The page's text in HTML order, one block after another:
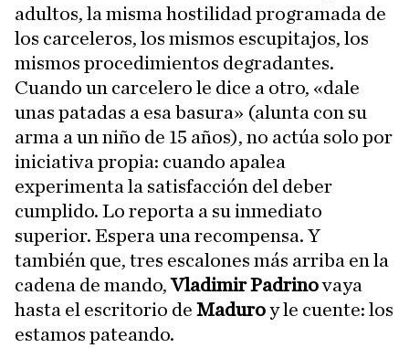
adultos, la misma hostilidad programada de
los carceleros, los mismos escupitajos, los
mismos procedimientos degradantes.
Cuando un carcelero le dice a otro, «dale
unas patadas a esa basura» (alunta con su
arma a un niño de 15 años), no actúa solo por
iniciativa propia: cuando apalea
experimenta la satisfacción del deber
cumplido. Lo reporta a su inmediato
superior. Espera una recompensa. Y
también que, tres escalones más arriba en la
cadena de mando,Vladimir Padrinovaya
hasta el escritorio de Maduroy le cuente: los
estamos pateando.